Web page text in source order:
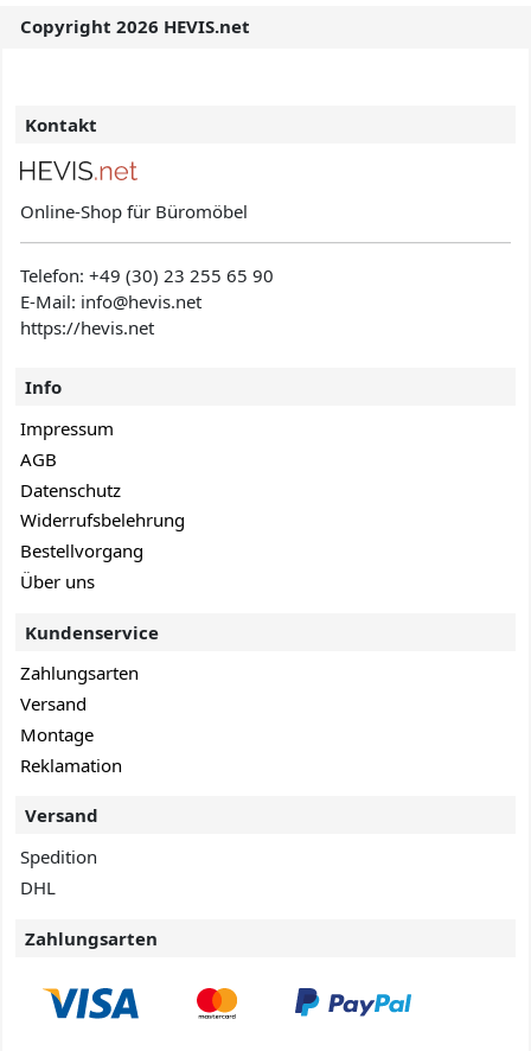
Copyright 2026 HEVIS.net
Kontakt
Online-Shop für Büromöbel
Telefon:+49 (30) 23 255 65 90
E-Mail: info@hevis.net
https://hevis.net
Info
Impressum
AGB
Datenschutz
Widerrufsbelehrung
Bestellvorgang
Über uns
Kundenservice
Zahlungsarten
Versand
Montage
Reklamation
Versand
Spedition
DHL
Zahlungsarten